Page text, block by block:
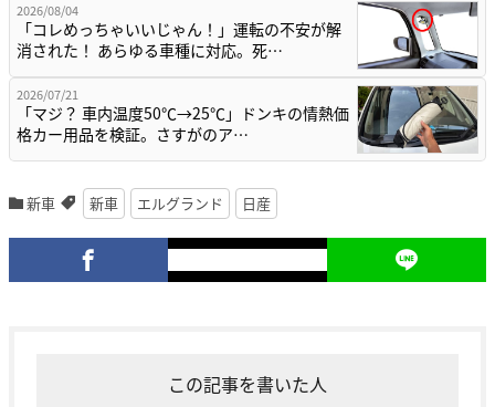
2026/08/04
「コレめっちゃいいじゃん！」運転の不安が解
消された！ あらゆる車種に対応。死…
2026/07/21
「マジ？ 車内温度50℃→25℃」ドンキの情熱価
格カー用品を検証。さすがのア…
新車 新車 エルグランド 日産
この記事を書いた人